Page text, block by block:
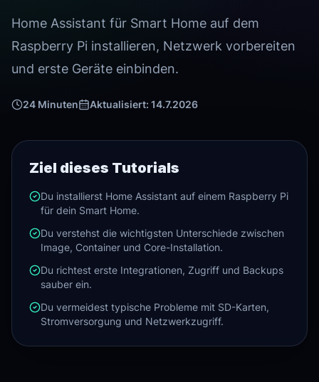
Home Assistant für Smart Home auf dem
Raspberry Pi installieren, Netzwerk vorbereiten
und erste Geräte einbinden.
24 Minuten Aktualisiert: 14.7.2026
Ziel dieses Tutorials
Du installierst Home Assistant auf einem Raspberry Pi
für dein Smart Home.
Du verstehst die wichtigsten Unterschiede zwischen
Image, Container und Core-Installation.
Du richtest erste Integrationen, Zugriff und Backups
sauber ein.
Du vermeidest typische Probleme mit SD-Karten,
Stromversorgung und Netzwerkzugriff.